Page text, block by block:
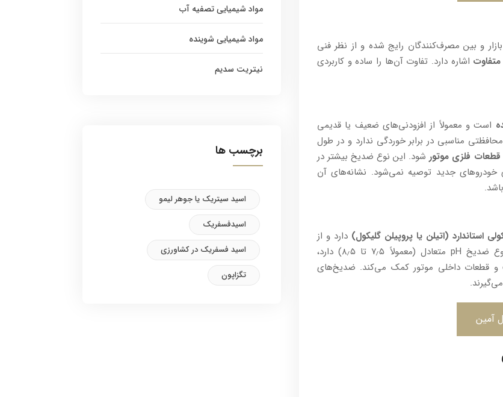
و بین مصرف‌کنندگان رایج شده و از نظر فنی
اشاره دارد. تفاوت آن‌ها را ساده و کاربردی
است و معمولاً از افزودنی‌های ضعیف یا قدیمی
مناسبی در برابر خوردگی ندارد و در طول
قطعات فلزی موتور شود. این نوع ضد‌یخ بیشتر در
خودروهای جدید توصیه نمی‌شود. نشانه‌های آن
استاندارد (اتیلن یا پروپیلن گلیکول) دارد و از
استفاده می‌کند. این نوع ضد‌یخ pH متعادل (معمولاً ۷٫۵ تا ۸٫۵) دارد،
و قطعات داخلی موتور کمک می‌کند. ضد‌یخ‌های
آمین
مواد شیمیایی تصفیه آب
مواد شیمیایی شوینده
نیتریت سدیم
برچسب ها
اسید سیتریک یا جوهر لیمو
اسیدفسفریک
اسید فسفریک در کشاورزی
تگزاپون